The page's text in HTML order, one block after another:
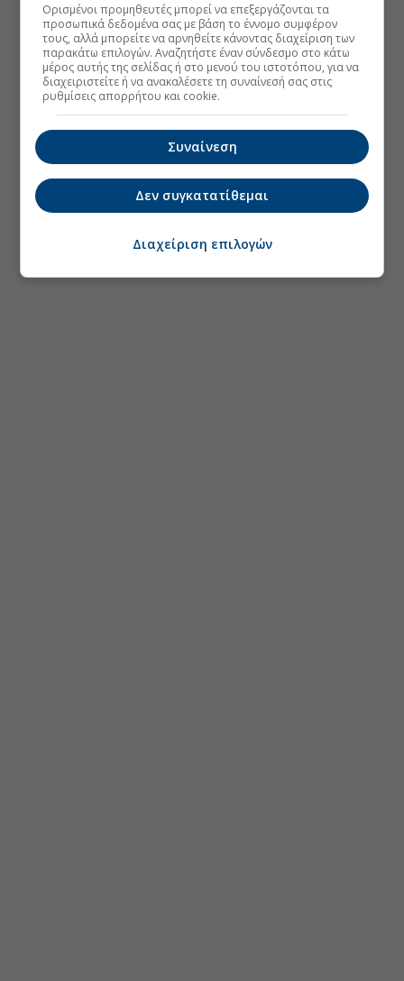
Ορισμένοι προμηθευτές μπορεί να επεξεργάζονται τα
προσωπικά δεδομένα σας με βάση το έννομο συμφέρον
τους, αλλά μπορείτε να αρνηθείτε κάνοντας διαχείριση των
παρακάτω επιλογών. Αναζητήστε έναν σύνδεσμο στο κάτω
μέρος αυτής της σελίδας ή στο μενού του ιστοτόπου, για να
διαχειριστείτε ή να ανακαλέσετε τη συναίνεσή σας στις
ρυθμίσεις απορρήτου και cookie.
Συναίνεση
Δεν συγκατατίθεμαι
Διαχείριση επιλογών